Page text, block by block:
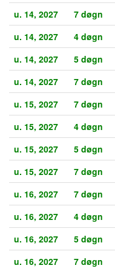
u. 14, 2027
7 døgn
u. 14, 2027
4 døgn
u. 14, 2027
5 døgn
u. 14, 2027
7 døgn
u. 15, 2027
7 døgn
u. 15, 2027
4 døgn
u. 15, 2027
5 døgn
u. 15, 2027
7 døgn
u. 16, 2027
7 døgn
u. 16, 2027
4 døgn
u. 16, 2027
5 døgn
u. 16, 2027
7 døgn